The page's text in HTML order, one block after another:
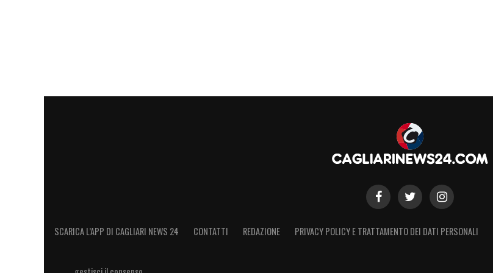
SCARICA L’APP DI CAGLIARI NEWS 24 CONTATTI REDAZIONE PRIVACY POLICY E TRATTAMENTO DEI DATI PERSONALI